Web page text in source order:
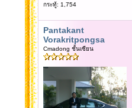
กระทู้: 1,754
Pantakant
Vorakritpongsa
Cmadong ชั้นเซียน